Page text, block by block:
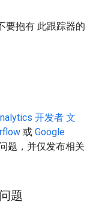
要抱有 此跟踪器的
开发者 文
或 Google
题，并仅发布相关
题